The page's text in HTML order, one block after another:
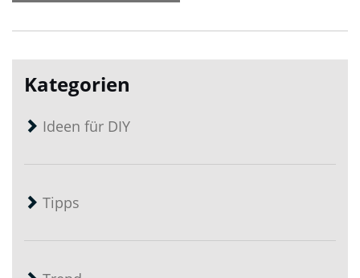
Kategorien
Ideen für DIY
Tipps